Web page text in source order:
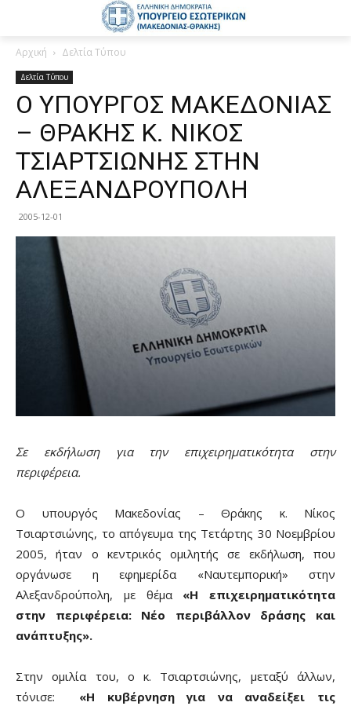
Αρχική Δελτία Τύπου
Δελτία Τύπου
Ο ΥΠΟΥΡΓΟΣ ΜΑΚΕΔΟΝΙΑΣ
– ΘΡΑΚΗΣ Κ. ΝΙΚΟΣ
ΤΣΙΑΡΤΣΙΩΝΗΣ ΣΤΗΝ
ΑΛΕΞΑΝΔΡΟΥΠΟΛΗ
2005-12-01
Σε εκδήλωση για την επιχειρηματικότητα στην
περιφέρεια.
Ο υπουργός Μακεδονίας – Θράκης κ. Νίκος
Τσιαρτσιώνης, το απόγευμα της Τετάρτης 30 Νοεμβρίου
2005, ήταν ο κεντρικός ομιλητής σε εκδήλωση, που
οργάνωσε η εφημερίδα «Ναυτεμπορική» στην
Αλεξανδρούπολη, με θέμα «Η επιχειρηματικότητα
στην περιφέρεια: Νέο περιβάλλον δράσης και
ανάπτυξης».
Στην ομιλία του, ο κ. Τσιαρτσιώνης, μεταξύ άλλων,
τόνισε: «Η κυβέρνηση για να αναδείξει τις